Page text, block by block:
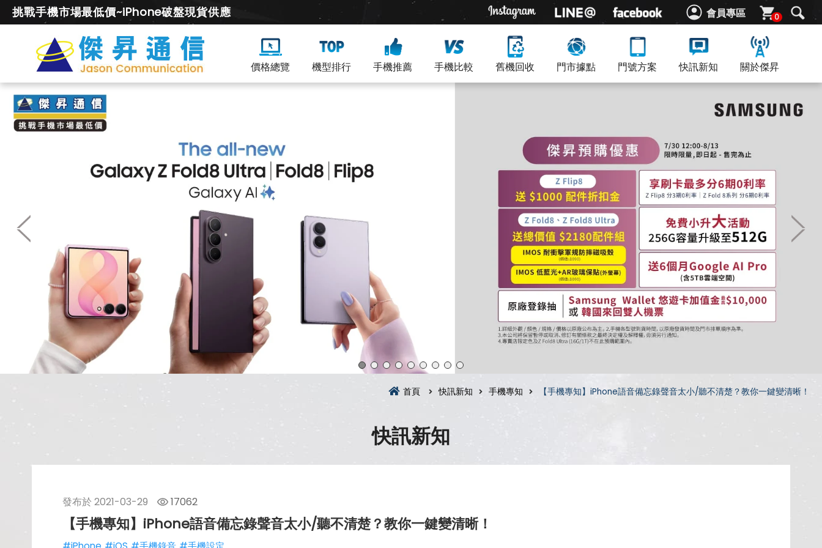
會員專區 0
挑戰手機市場最低價~iPhone破盤現貨供應
價格總覽 機型排行 手機推薦 手機比較 舊機回收 門市據點 門號方案 快訊新知 關於傑昇
首頁 快訊新知 手機專知 【手機專知】iPhone語音備忘錄聲音太小/聽不清楚？教你一鍵變清晰！
快訊新知
發布於 2021-03-29 17062
【手機專知】iPhone語音備忘錄聲音太小/聽不清楚？教你一鍵變清晰！